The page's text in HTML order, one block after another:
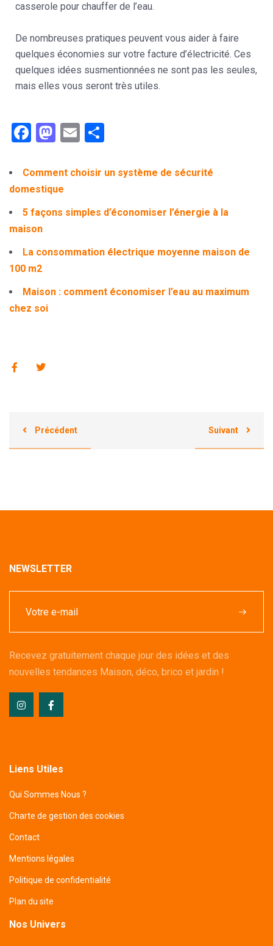
casserole pour chauffer de l’eau.
De nombreuses pratiques peuvent vous aider à faire
quelques économies sur votre facture d’électricité. Ces
quelques idées susmentionnées ne sont pas les seules,
mais elles vous seront très utiles.
Facebook
Mastodon
Email
Comment choisir un système de sécurité
domestique
5 façons simples d’économiser l’énergie à la
maison
La consommation électrique moyenne maison de
100 m2
Maison : comment économiser l’eau au maximum
chez soi
Précédent Suivant
NEWSLETTER
Recevez gratuitement chaque jour des idées et des
nouvelles tendances Maison, déco, brico et jardin !
Liens Utiles
Qui Sommes Nous ?
Charte de gestion des cookies
Contact
Mentions légales
Politique de confidentialité
Plan du site
Nos Univers